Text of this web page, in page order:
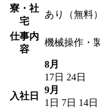
寮・社
宅
あり（無料）
仕事内
容
機械操作・
入社日
8月
17日 24日
9月
1日 7日 14日